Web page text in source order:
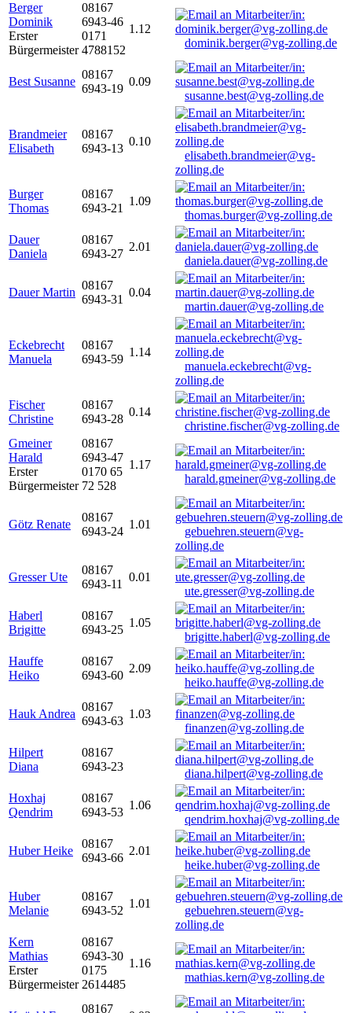
Berger
Dominik
Erster
Bürgermeister
08167
6943-46
0171
4788152
1.12
dominik.berger@vg-zolling.de
Best Susanne
08167
6943-19
0.09
susanne.best@vg-zolling.de
Brandmeier
Elisabeth
08167
6943-13
0.10
elisabeth.brandmeier@vg-
zolling.de
Burger
Thomas
08167
6943-21
1.09
thomas.burger@vg-zolling.de
Dauer
Daniela
08167
6943-27
2.01
daniela.dauer@vg-zolling.de
Dauer Martin
08167
6943-31
0.04
martin.dauer@vg-zolling.de
Eckebrecht
Manuela
08167
6943-59
1.14
manuela.eckebrecht@vg-
zolling.de
Fischer
Christine
08167
6943-28
0.14
christine.fischer@vg-zolling.de
Gmeiner
Harald
Erster
Bürgermeister
08167
6943-47
0170 65
72 528
1.17
harald.gmeiner@vg-zolling.de
Götz Renate
08167
6943-24
1.01
gebuehren.steuern@vg-
zolling.de
Gresser Ute
08167
6943-11
0.01
ute.gresser@vg-zolling.de
Haberl
Brigitte
08167
6943-25
1.05
brigitte.haberl@vg-zolling.de
Hauffe
Heiko
08167
6943-60
2.09
heiko.hauffe@vg-zolling.de
Hauk Andrea
08167
6943-63
1.03
finanzen@vg-zolling.de
Hilpert
Diana
08167
6943-23
diana.hilpert@vg-zolling.de
Hoxhaj
Qendrim
08167
6943-53
1.06
qendrim.hoxhaj@vg-zolling.de
Huber Heike
08167
6943-66
2.01
heike.huber@vg-zolling.de
Huber
Melanie
08167
6943-52
1.01
gebuehren.steuern@vg-
zolling.de
Kern
Mathias
Erster
Bürgermeister
08167
6943-30
0175
2614485
1.16
mathias.kern@vg-zolling.de
08167